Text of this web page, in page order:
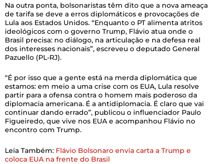
Na outra ponta, bolsonaristas têm dito que a nova ameaça
de tarifa se deve a erros diplomáticos e provocações de
Lula aos Estados Unidos. “Enquanto o PT alimenta atritos
ideológicos com o governo Trump, Flávio atua onde o
Brasil precisa: no diálogo, na articulação e na defesa real
dos interesses nacionais”, escreveu o deputado General
Pazuello (PL-RJ).
“É por isso que a gente está na merda diplomática que
estamos: em meio a uma crise com os EUA, Lula resolve
partir para a ofensa contra o homem mais poderoso da
diplomacia americana. É a antidiplomacia. É claro que vai
continuar dando errado”, publicou o influenciador Paulo
Figueiredo, que vive nos EUA e acompanhou Flávio no
encontro com Trump.
Leia Também: Flávio Bolsonaro envia carta a Trump e
coloca EUA na frente do Brasil